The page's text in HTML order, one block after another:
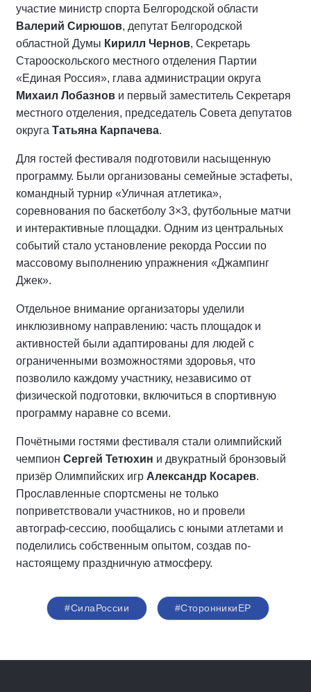
участие министр спорта Белгородской области
Валерий Сирюшов, депутат Белгородской
областной Думы Кирилл Чернов, Секретарь
Старооскольского местного отделения Партии
«Единая Россия», глава администрации округа
Михаил Лобазнов и первый заместитель Секретаря
местного отделения, председатель Совета депутатов
округа Татьяна Карпачева.
Для гостей фестиваля подготовили насыщенную
программу. Были организованы семейные эстафеты,
командный турнир «Уличная атлетика»,
соревнования по баскетболу 3×3, футбольные матчи
и интерактивные площадки. Одним из центральных
событий стало установление рекорда России по
массовому выполнению упражнения «Джампинг
Джек».
Отдельное внимание организаторы уделили
инклюзивному направлению: часть площадок и
активностей были адаптированы для людей с
ограниченными возможностями здоровья, что
позволило каждому участнику, независимо от
физической подготовки, включиться в спортивную
программу наравне со всеми.
Почётными гостями фестиваля стали олимпийский
чемпион Сергей Тетюхин и двукратный бронзовый
призёр Олимпийских игр Александр Косарев.
Прославленные спортсмены не только
поприветствовали участников, но и провели
автограф-сессию, пообщались с юными атлетами и
поделились собственным опытом, создав по-
настоящему праздничную атмосферу.
#СилаРоссии #СторонникиЕР